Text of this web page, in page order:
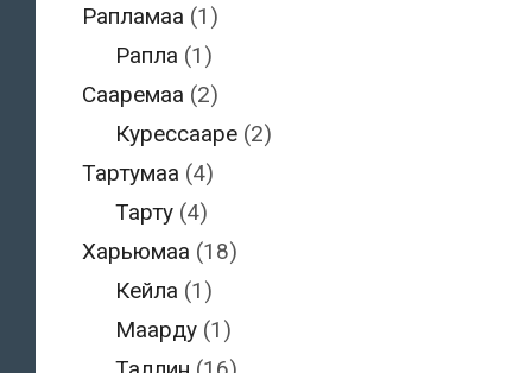
Рапламаа (1)
Рапла (1)
Сааремаа (2)
Курессааре (2)
Тартумаа (4)
Тарту (4)
Харьюмаа (18)
Кейла (1)
Маарду (1)